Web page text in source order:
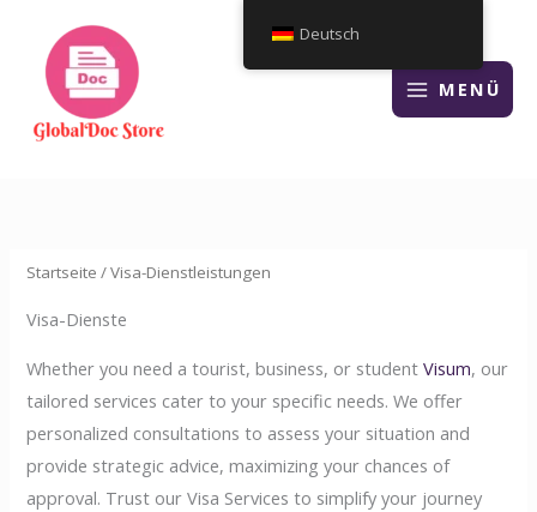
springen
MENÜ
Startseite / Visa-Dienstleistungen
Visa-Dienste
Whether you need a tourist, business, or studentVisum, our
tailored services cater to your specific needs. We offer
personalized consultations to assess your situation and
provide strategic advice, maximizing your chances of
approval. Trust our Visa Services to simplify your journey
Deutsch